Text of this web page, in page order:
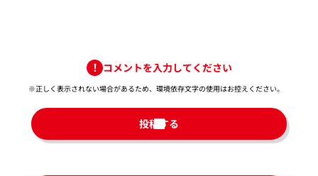
コメントを入力してください
※正しく表示されない場合があるため、環境依存文字の使用はお控えください。​
投稿する